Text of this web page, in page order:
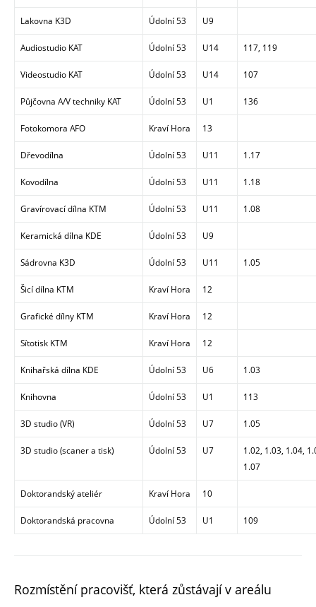
Lakovna K3D Údolní 53 U9
Audiostudio KAT Údolní 53 U14 117, 119
Videostudio KAT Údolní 53 U14 107
Půjčovna A/V techniky KAT Údolní 53 U1 136
Fotokomora AFO Kraví Hora 13
Dřevodílna Údolní 53 U11 1.17
Kovodílna Údolní 53 U11 1.18
Gravírovací dílna KTM Údolní 53 U11 1.08
Keramická dílna KDE Údolní 53 U9
Sádrovna K3D Údolní 53 U11 1.05
Šicí dílna KTM Kraví Hora 12
Grafické dílny KTM Kraví Hora 12
Sítotisk KTM Kraví Hora 12
Knihařská dílna KDE Údolní 53 U6 1.03
Knihovna Údolní 53 U1 113
3D studio (VR) Údolní 53 U7 1.05
3D studio (scaner a tisk) Údolní 53 U7
1.02, 1.03, 1.04,
1.07
Doktorandský ateliér Kraví Hora 10
Doktorandská pracovna Údolní 53 U1 109
Rozmístění pracovišť, která zůstávají v areálu